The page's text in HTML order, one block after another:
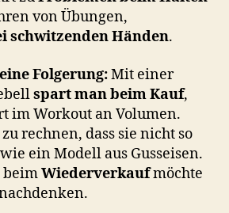
von Übungen,
schwitzenden Händen.
Folgerung:Mit einer
spart man beim Kauf,
im Workout an Volumen.
rechnen, dass sie nicht so
ein Modell aus Gusseisen.
beimWiederverkaufmöchte